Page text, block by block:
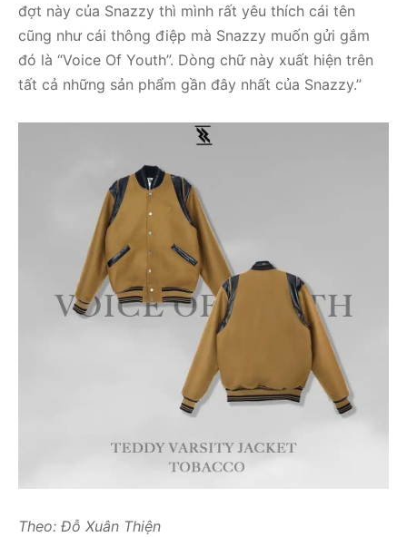
đợt này của Snazzy thì mình rất yêu thích cái tên
cũng như cái thông điệp mà Snazzy muốn gửi gắm
đó là “Voice Of Youth”. Dòng chữ này xuất hiện trên
tất cả những sản phẩm gần đây nhất của Snazzy.”
Theo: Đỗ Xuân Thiện